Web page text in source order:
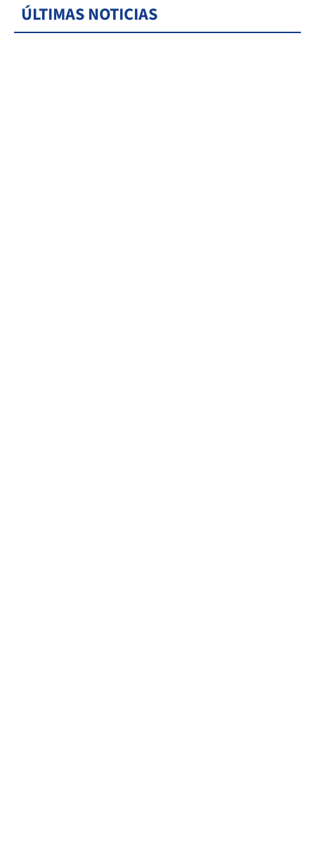
ÚLTIMAS NOTICIAS